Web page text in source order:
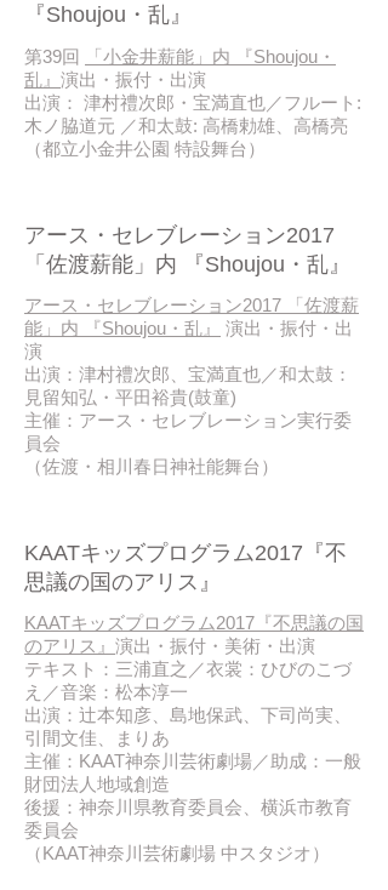
『Shoujou・乱』
第39回
「小金井薪能」内 『Shoujou・
乱』 演出・振付・出演
出演： 津村禮次郎・宝満直也／フルート:
木ノ脇道元 ／和太鼓: 高橋勅雄、高橋亮
（都立小金井公園 特設舞台）
アース・セレブレーション2017
「佐渡薪能」内 『Shoujou・乱』
アース・セレブレーション2017 「佐渡薪
能」内 『Shoujou・乱』
演出・振付・出
演
出演：津村禮次郎、宝満直也／和太鼓：
見留知弘・平田裕貴(鼓童)
主催：アース・セレブレーション実行委
員会
（佐渡・相川春日神社能舞台）
KAATキッズプログラム2017『不
思議の国のアリス』
KAATキッズプログラム2017『不思議の国
のアリス』 演出・振付・美術・出演
テキスト：三浦直之／衣裳：ひびのこづ
え／音楽：松本淳一
出演：辻本知彦、島地保武、下司尚実、
引間文佳、まりあ
主催：KAAT神奈川芸術劇場／助成：一般
財団法人地域創造
後援：神奈川県教育委員会、横浜市教育
委員会
（KAAT神奈川芸術劇場 中スタジオ）